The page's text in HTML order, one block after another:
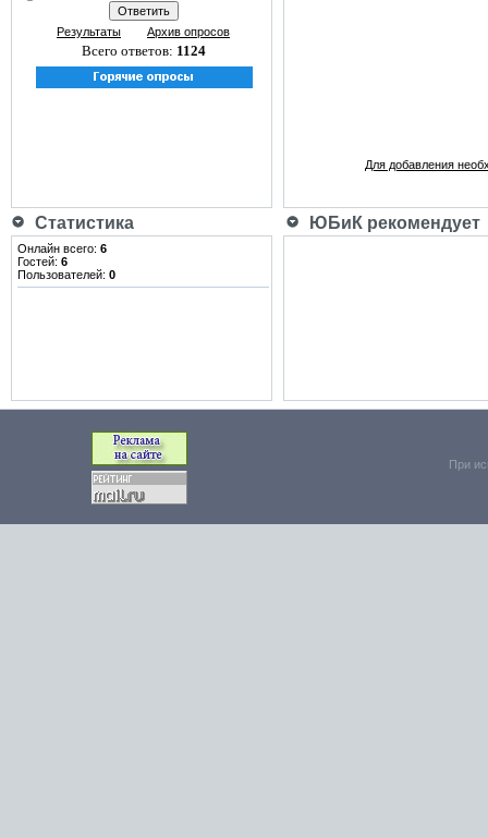
Результаты Архив опросов
Всего ответов: 1124
Для добавления
Статистика ЮБиК рекомендует
Онлайн всего: 6
Гостей: 6
Пользователей: 0
При